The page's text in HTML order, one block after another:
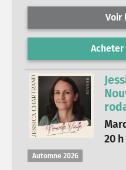
Voir
20 h
Automne 2026